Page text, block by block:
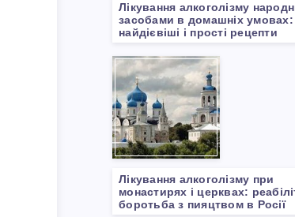
Лікування алкоголізму
засобами в домашніх умовах:
найдієвіші і прості рецепти
Лікування алкоголізму при
монастирях і церквах:
боротьба з пияцтвом в Росії